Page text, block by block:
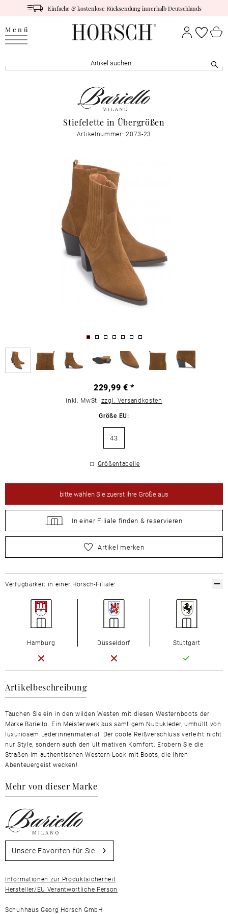
Einfache & kostenlose Rücksendung innerhalb Deutschlands
Menü
Stiefelette in Übergrößen
Artikelnummer: 2073-23
229,99 € *
inkl. MwSt. zzgl. Versandkosten
Größe EU:
43
Größentabelle
bittewählen Sie zuerst Ihre Größe aus
In einer Filiale finden & reservieren
wählen Sie zuerst Ihre Größe aus
Artikel merken
Artikelbeschreibung
Tauchen Sie ein in den wilden Westen mit diesen Westernboots der
Marke Bariello. Ein Meisterwerk aus samtigem Nubukleder, umhüllt von
luxuriösem Lederinnenmaterial. Der coole Reißverschluss verleiht nicht
nur Style, sondern auch den ultimativen Komfort. Erobern Sie die
Straßen im authentischen Western-Look mit Boots, die Ihren
Abenteuergeist wecken!
Mehr von dieser Marke
Unsere Favoriten für Sie
Informationen zur Produktsicherheit
Hersteller/EU Verantwortliche Person
Schuhhaus Georg Horsch GmbH
Verfügbarkeit in einer Horsch-Filiale:
Hamburg Düsseldorf Stuttgart